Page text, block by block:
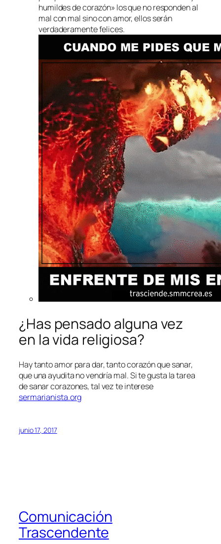
humildes de corazón» los que no responden al
mal con mal sino con amor, ellos serán
verdaderamente felices.
¿Has pensado alguna vez
en la vida religiosa?
Hay tanto amor para dar, tanto corazón que sanar,
que una ayudita no vendría mal. Si te gusta la tarea
de sanar corazones, tal vez te interese
sermarianista.org
junio 17, 2017
Comunicación
Trascendente